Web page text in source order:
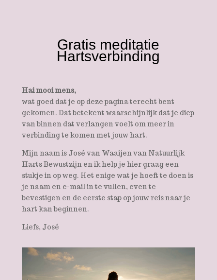
Gratis meditatie
Hartsverbinding
Hai mooi mens,
wat goed dat je op deze pagina terecht bent
gekomen. Dat betekent waarschijnlijk dat je diep
van binnen dat verlangen voelt om meer in
verbinding te komen met jouw hart.
Mijn naam is José van Waaijen van Natuurlijk
Harts Bewustzijn en ik help je hier graag een
stukje in op weg. Het enige wat je hoeft te doen is
je naam en e-mail in te vullen, even te
bevestigen en de eerste stap op jouw reis naar je
hart kan beginnen.
Liefs, José